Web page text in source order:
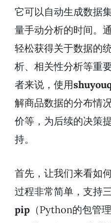
它可以自动生成数据
量手动分析的时间。
轻松获得关于数据的
析、相关性分析等重
者来说，使用
解商品数据的分布情
价等，为后续的决策
持。
首先，让我们来看如
过程非常简单，支持
pip （Python的包管